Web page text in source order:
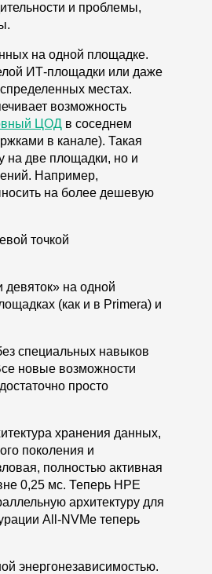
и проблемы,
на одной площадке.
ИТ-площадки или даже
местах.
возможность
ЦОДв соседнем
в канале). Такая
на две площадки, но и
Например,
на более дешевую
точкой
на одной
(как и в Primera) и
специальных навыков
новые возможности
просто
хранения данных,
поколения и
полностью активная
0,25 мс. Теперь HPE
архитектуру для
All-NVMe теперь
энергонезависимостью.